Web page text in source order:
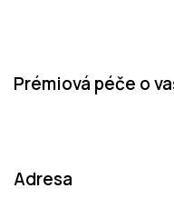
Prémiová péče o
Adresa